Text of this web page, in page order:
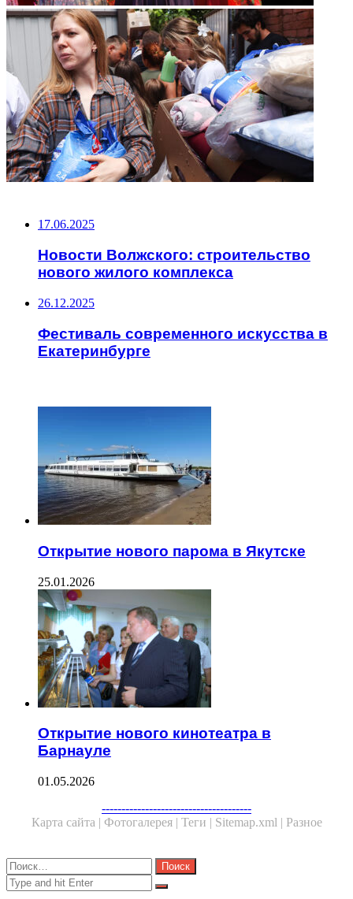
17.06.2025
Новости Волжского: строительство
нового жилого комплекса
26.12.2025
Фестиваль современного искусства в
Екатеринбурге
Открытие нового парома в Якутске
25.01.2026
Открытие нового кинотеатра в
Барнауле
01.05.2026
--------------------------------------
Карта сайта | Фотогалерея | Теги | Sitemap.xml | Разное
Close
Найти:
Close
Search